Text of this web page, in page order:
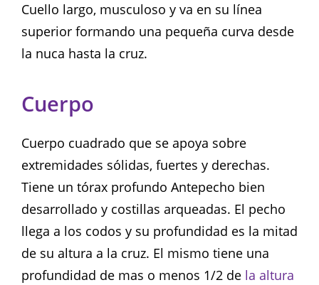
Cuello largo, musculoso y va en su línea
superior formando una pequeña curva desde
la nuca hasta la cruz.
Cuerpo
Cuerpo cuadrado que se apoya sobre
extremidades sólidas, fuertes y derechas.
Tiene un tórax profundo Antepecho bien
desarrollado y costillas arqueadas. El pecho
llega a los codos y su profundidad es la mitad
de su altura a la cruz. El mismo tiene una
profundidad de mas o menos 1/2 de la altura